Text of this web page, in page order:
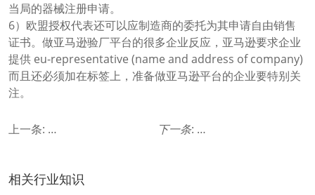
当局的器械注册申请。
6）欧盟授权代表还可以应制造商的委托为其申请自由销售
证书。做亚马逊验厂平台的很多企业反应，亚马逊要求企业
提供 eu-representative (name and address of company)
而且还必须加在标签上，准备做亚马逊平台的企业要特别关
注。
上一条:
fda认证咨询，fda认证重点注意事项
下一条: 欧盟市场监管法规(eu)
相关行业知识